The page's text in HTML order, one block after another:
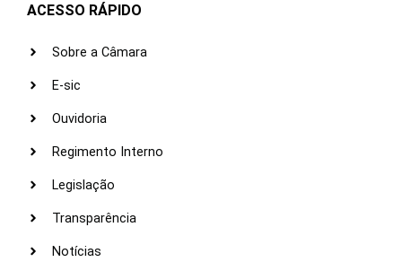
ACESSO RÁPIDO
Sobre a Câmara
E-sic
Ouvidoria
Regimento Interno
Legislação
Transparência
Notícias